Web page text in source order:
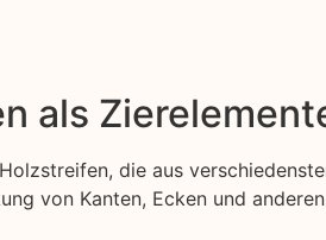
als
die aus
von Kanten, Ecken und